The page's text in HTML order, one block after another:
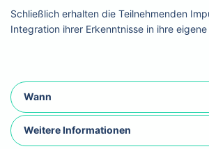
Schließlich erhalten die Teilnehmenden
Integration ihrer Erkenntnisse in ihre
Wann
Weitere Informationen